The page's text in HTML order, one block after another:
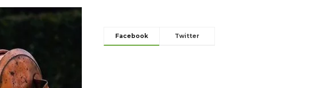
Facebook Twitter